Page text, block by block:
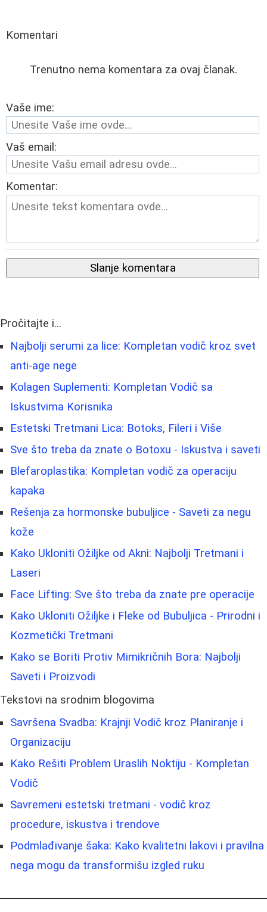
Komentari
Trenutno nema komentara za ovaj članak.
Vaše ime:
Vaš email:
Komentar:
Slanje komentara
Pročitajte i...
Najbolji serumi za lice: Kompletan vodič kroz svet
anti-age nege
Kolagen Suplementi: Kompletan Vodič sa
Iskustvima Korisnika
Estetski Tretmani Lica: Botoks, Fileri i Više
Sve što treba da znate o Botoxu - Iskustva i saveti
Blefaroplastika: Kompletan vodič za operaciju
kapaka
Rešenja za hormonske bubuljice - Saveti za negu
kože
Kako Ukloniti Ožiljke od Akni: Najbolji Tretmani i
Laseri
Face Lifting: Sve što treba da znate pre operacije
Kako Ukloniti Ožiljke i Fleke od Bubuljica - Prirodni i
Kozmetički Tretmani
Kako se Boriti Protiv Mimikričnih Bora: Najbolji
Saveti i Proizvodi
Tekstovi na srodnim blogovima
Savršena Svadba: Krajnji Vodič kroz Planiranje i
Organizaciju
Kako Rešiti Problem Uraslih Noktiju - Kompletan
Vodič
Savremeni estetski tretmani - vodič kroz
procedure, iskustva i trendove
Podmlađivanje šaka: Kako kvalitetni lakovi i pravilna
nega mogu da transformišu izgled ruku